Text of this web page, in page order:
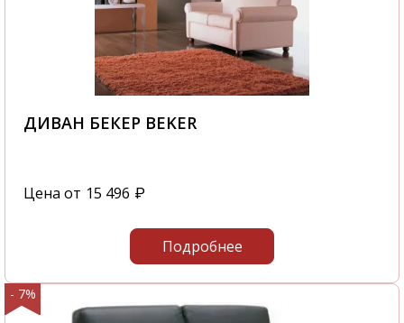
ДИВАН БЕКЕР BEKER
Цена от 15 496 ₽
Подробнее
- 7%